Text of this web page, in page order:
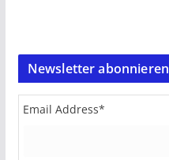
Newsletter abonnieren
Email Address*